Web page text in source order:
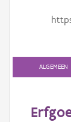
Thema
Persoon of
ALGEMEEN